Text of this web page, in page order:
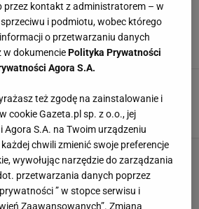
wiary! Polska tenisistka zachwyciła
godzin walki
Piskorz,27 PAŹDZIERNIKA 2024, 14:58
Ciuksza,18 LISTOPADA 2023, 07:00
przez kontakt z administratorem – w
i podmiotu, wobec którego
o przetwarzaniu danych
w dokumenciePolityka Prywatności
Agora S.A.
też zgodę na zainstalowanie i
cookie Gazeta.pl sp. z o.o., jej
S.A. na Twoim urządzeniu
chwili zmienić swoje preferencje
wywołując narzędzie do zarządzania
przetwarzania danych poprzez
” w stopce serwisu i
Zaawansowanych”. Zmiana